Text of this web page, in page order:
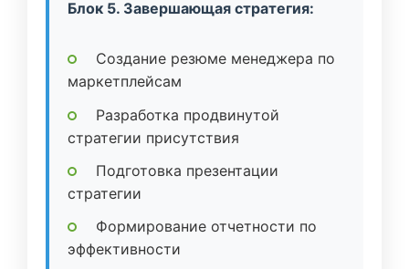
Блок 5. Завершающая стратегия:
Создание резюме менеджера по
маркетплейсам
Разработка продвинутой
стратегии присутствия
Подготовка презентации
стратегии
Формирование отчетности по
эффективности